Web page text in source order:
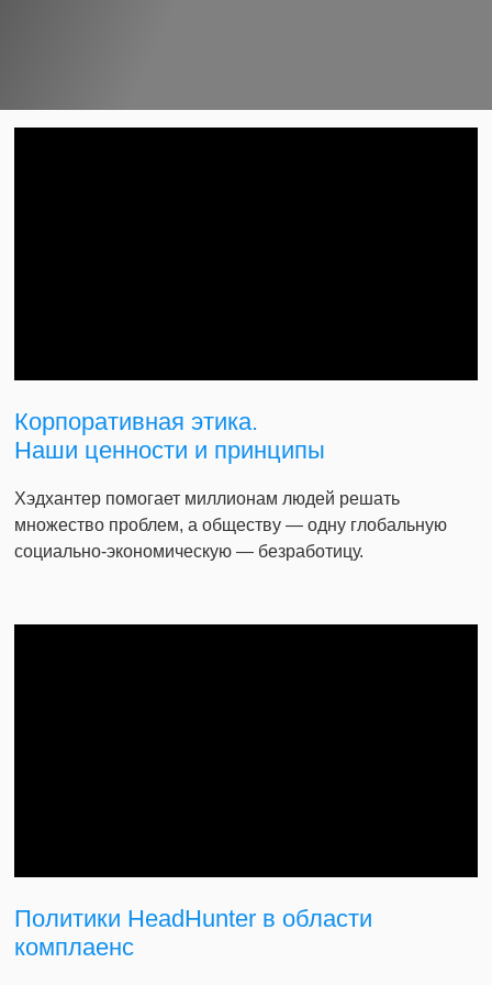
Корпоративная этика.
Наши ценности и принципы
Хэдхантер помогает миллионам людей решать
множество проблем, а обществу — одну глобальную
социально-экономическую — безработицу.
Политики HeadHunter в области
комплаенс